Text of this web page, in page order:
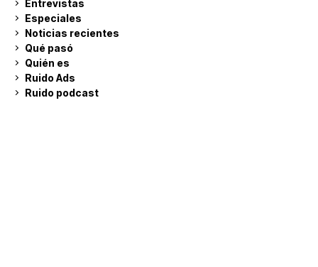
Entrevistas
Especiales
Noticias recientes
Qué pasó
Quién es
Ruido Ads
Ruido podcast